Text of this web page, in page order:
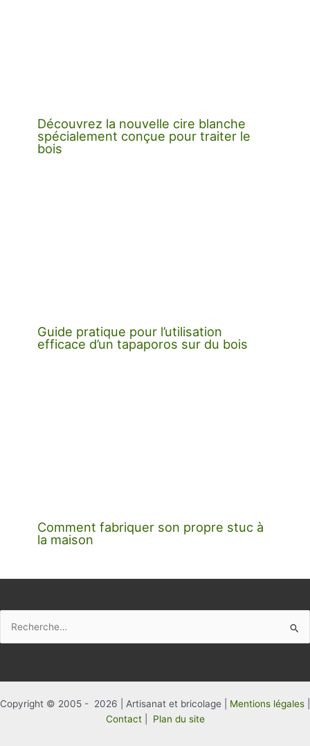
Découvrez la nouvelle cire blanche
spécialement conçue pour traiter le
bois
Guide pratique pour l’utilisation
efficace d’un tapaporos sur du bois
Comment fabriquer son propre stuc à
la maison
Copyright © 2005 - 2026 | Artisanat et bricolage | Mentions légales
Contact| Plan du site